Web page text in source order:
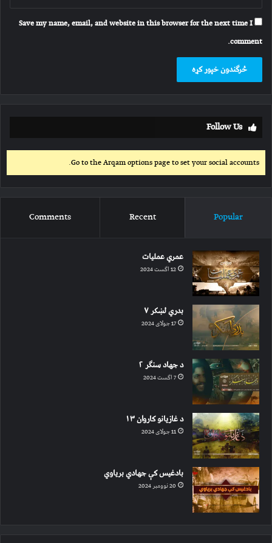
Save my name, email, and website in this browser for the next time I
comment.
Follow Us
Go to the Arqam options page to set your social accounts.
Popular
Recent
Comments
عمري عملیات
12 اگست 2024
بدري لښکر ۷
17 جولای 2024
د جهاد سنګر ۲
7 اگست 2024
د غازیانو کاروان ۱۳
11 جولای 2024
بادغیس کې جهادي بریاوي
20 نوومبر 2024